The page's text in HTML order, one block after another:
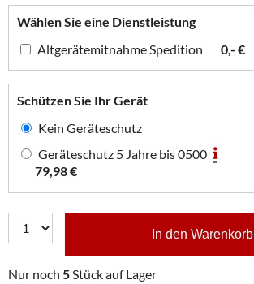
Wählen Sie eine Dienstleistung
Altgerätemitnahme Spedition
0,- €
Schützen Sie Ihr Gerät
Kein Geräteschutz
Geräteschutz 5 Jahre bis 0500
79,98 €
In den Warenkorb
Nur noch 5 Stück auf Lager